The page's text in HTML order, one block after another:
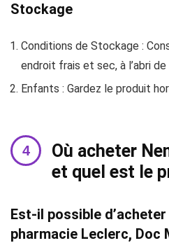
Stockage
Conditions de Stockage :
endroit frais et sec, à l’abri
Enfants : Gardez le produit
Où acheter
et quel est le
Est-il possible
pharmacie Leclerc, Doc